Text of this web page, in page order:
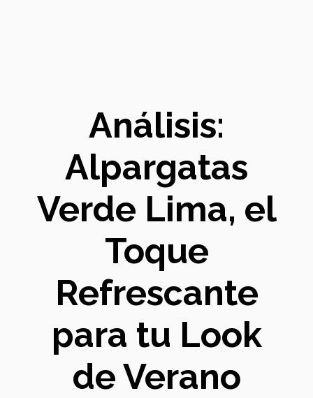
Análisis:
Alpargatas
Verde Lima, el
Toque
Refrescante
para tu Look
de Verano